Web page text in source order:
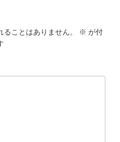
ことはありません。 ※ が付